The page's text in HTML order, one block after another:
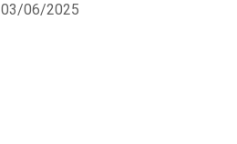
03/06/2025